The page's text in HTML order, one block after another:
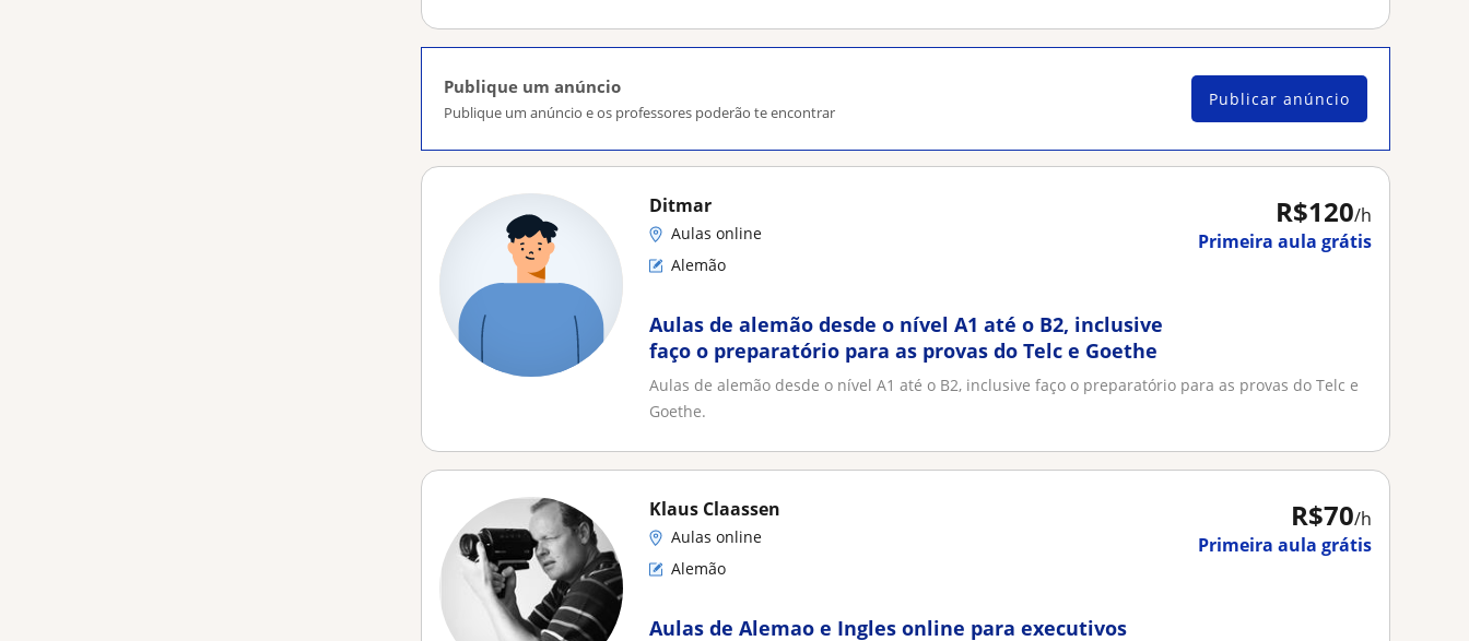
Publique um anúncio
Publique um anúncio e os professores poderão te encontrar
Publicar anúncio
R$120/h
Primeira aula grátis
Ditmar
Aulas online
Alemão
Aulas de alemão desde o nível A1 até o B2, inclusive
faço o preparatório para as provas do Telc e Goethe
Aulas de alemão desde o nível A1 até o B2, inclusive faço o preparatório para as provas do Telc e
Goethe.
R$70/h
Primeira aula grátis
Klaus Claassen
Aulas online
Alemão
Aulas de Alemao e Ingles online para executivos